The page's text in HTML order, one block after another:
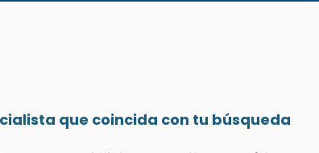
que coincida con tu búsqueda